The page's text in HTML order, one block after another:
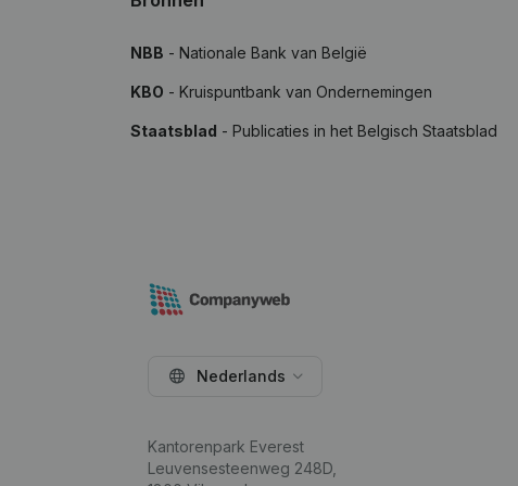
NBB - Nationale Bank van België
KBO - Kruispuntbank van Ondernemingen
Staatsblad - Publicaties in het Belgisch Staatsblad
Nederlands
Kantorenpark Everest
Leuvensesteenweg 248D,